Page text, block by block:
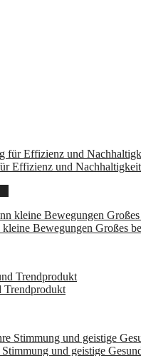
Effizienz und Nachhaltigkeit
kleine Bewegungen Großes
Trendprodukt
und geistige